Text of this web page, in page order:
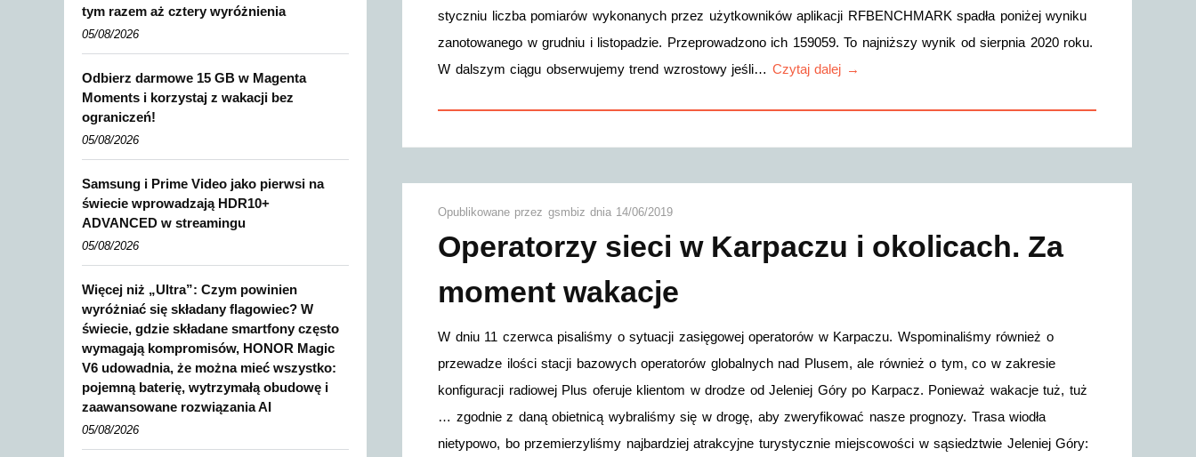
styczniu liczba pomiarów wykonanych przez użytkowników aplikacji RFBENCHMARK spadła poniżej wyniku
zanotowanego w grudniu i listopadzie. Przeprowadzono ich 159059. To najniższy wynik od sierpnia 2020 roku.
W dalszym ciągu obserwujemy trend wzrostowy jeśli… Czytaj dalej →
Opublikowane przez gsmbiz dnia 14/06/2019
Operatorzy sieci w Karpaczu i okolicach. Za
moment wakacje
W dniu 11 czerwca pisaliśmy o sytuacji zasięgowej operatorów w Karpaczu. Wspominaliśmy również o
przewadze ilości stacji bazowych operatorów globalnych nad Plusem, ale również o tym, co w zakresie
konfiguracji radiowej Plus oferuje klientom w drodze od Jeleniej Góry po Karpacz. Ponieważ wakacje tuż, tuż
… zgodnie z daną obietnicą wybraliśmy się w drogę, aby zweryfikować nasze prognozy. Trasa wiodła
nietypowo, bo przemierzyliśmy najbardziej atrakcyjne turystycznie miejscowości w sąsiedztwie Jeleniej Góry:
tym razem aż cztery wyróżnienia
05/08/2026
Odbierz darmowe 15 GB w Magenta
Moments i korzystaj z wakacji bez
ograniczeń!
05/08/2026
Samsung i Prime Video jako pierwsi na
świecie wprowadzają HDR10+
ADVANCED w streamingu
05/08/2026
Więcej niż „Ultra”: Czym powinien
wyróżniać się składany flagowiec? W
świecie, gdzie składane smartfony często
wymagają kompromisów, HONOR Magic
V6 udowadnia, że można mieć wszystko:
pojemną baterię, wytrzymałą obudowę i
zaawansowane rozwiązania AI
05/08/2026